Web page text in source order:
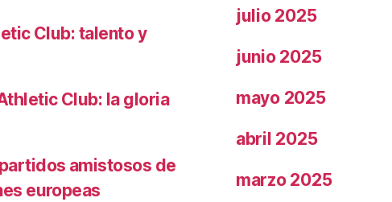
Club: talento y
Club: la gloria
amistosos de
europeas
julio 2025
junio 2025
mayo 2025
abril 2025
marzo 2025